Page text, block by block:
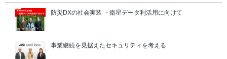
防災DXの社会実装 －衛星データ利活用に向けて
事業継続を見据えたセキュリティを考える